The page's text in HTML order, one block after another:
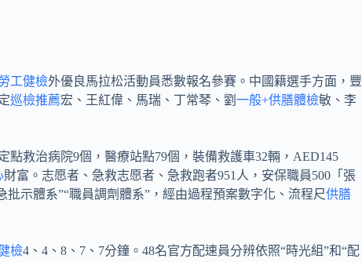
工健檢外優良馬拉松活動員悉數報名參賽。中國籍選手方面，豐
巡檢推薦宏、王紅偉、馬瑞、丁常琴、劉 一般+供膳體檢敏、李
點救治病院9個，醫療站點79個，裝備救護車32輛，AED145
財富。志愿者、急救志愿者、急救跑者951人，安保職員500「張
示體系”“職員調劑體系”，經由過程預案數字化、流程尺供膳
檢4、4、8、7、7分鐘。48名官方配速員分辨依照“時光組”和“配